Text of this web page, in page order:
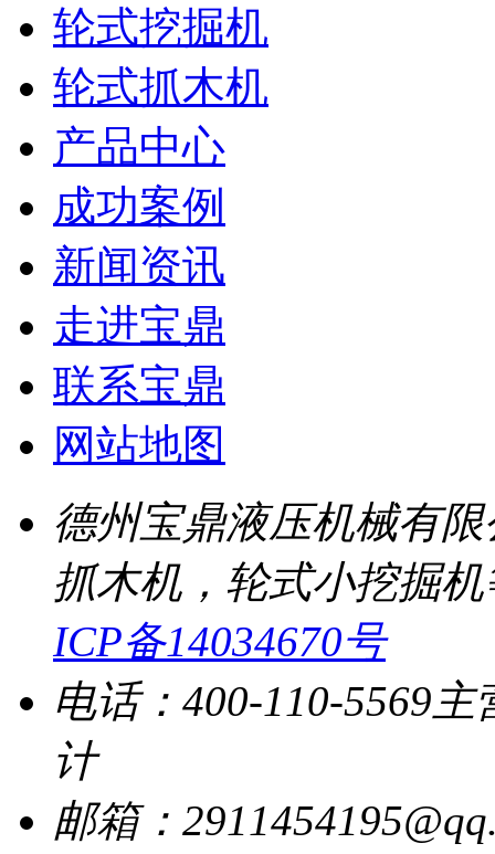
轮式挖掘机
轮式抓木机
产品中心
成功案例
新闻资讯
走进宝鼎
联系宝鼎
网站地图
德州宝鼎液压机械有
抓木机，轮式小挖掘
ICP备14034670号
电话：400-110-5569 主
计
邮箱：